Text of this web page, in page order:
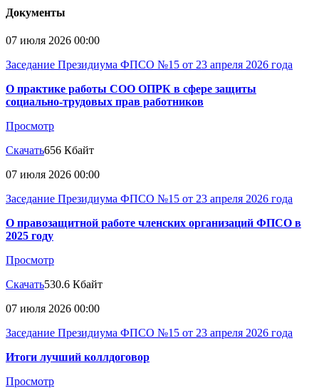
Документы
07 июля 2026 00:00
Заседание Президиума ФПСО №15 от 23 апреля 2026 года
О практике работы СОО ОПРК в сфере защиты
социально-трудовых прав работников
Просмотр
Скачать656 Кбайт
07 июля 2026 00:00
Заседание Президиума ФПСО №15 от 23 апреля 2026 года
О правозащитной работе членских организаций ФПСО в
2025 году
Просмотр
Скачать530.6 Кбайт
07 июля 2026 00:00
Заседание Президиума ФПСО №15 от 23 апреля 2026 года
Итоги лучший коллдоговор
Просмотр